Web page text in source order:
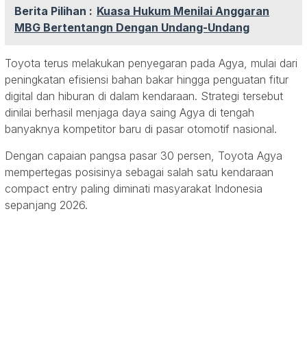
Berita Pilihan : Kuasa Hukum Menilai Anggaran
MBG Bertentangn Dengan Undang-Undang
Toyota terus melakukan penyegaran pada Agya, mulai dari
peningkatan efisiensi bahan bakar hingga penguatan fitur
digital dan hiburan di dalam kendaraan. Strategi tersebut
dinilai berhasil menjaga daya saing Agya di tengah
banyaknya kompetitor baru di pasar otomotif nasional.
Dengan capaian pangsa pasar 30 persen, Toyota Agya
mempertegas posisinya sebagai salah satu kendaraan
compact entry paling diminati masyarakat Indonesia
sepanjang 2026.